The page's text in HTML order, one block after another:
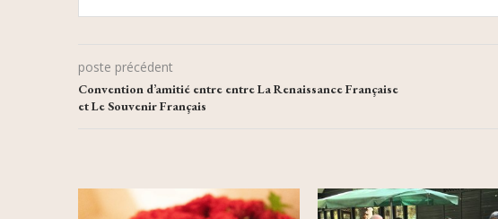
poste précédent
Convention d’amitié entre entre La Renaissance Française
et Le Souvenir Français